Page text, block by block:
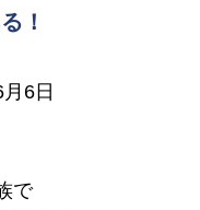
！
6日
で